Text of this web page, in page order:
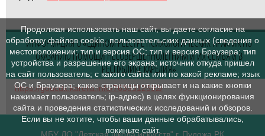
ИНФОРМАЦИЯ О «ЕДИНОМ РЕЕСТРЕ ПСИХОЛОГИЧЕСКИХ ПРАКТИК ПО
ОКАЗАНИЮ ПОМОЩИ НЕСОВЕРШЕННОЛЕТНИМ И ИХ СЕМЬЯМ В
РЕСПУБЛИКЕ КАРЕЛИЯ»
https://goucdk.karelia.info/7638312592/
Продолжая использовать наш сайт, вы даете согласие на
обработку файлов cookie, пользовательских данных (сведения о
местоположении; тип и версия ОС; тип и версия Браузера; тип
устройства и разрешение его экрана; источник откуда пришел
на сайт пользователь; с какого сайта или по какой рекламе; язык
ОС и Браузера; какие страницы открывает и на какие кнопки
нажимает пользователь; ip-адрес) в целях функционирования
сайта и проведения статистических исследований и обзоров.
Если вы не хотите, чтобы ваши данные обрабатывались,
покиньте сайт.